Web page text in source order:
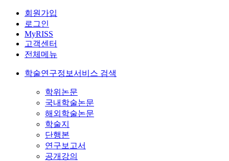
회원가입
로그인
MyRISS
고객센터
전체메뉴
학술연구정보서비스 검색
학위논문
국내학술논문
해외학술논문
학술지
단행본
연구보고서
공개강의